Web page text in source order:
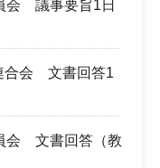
会 議事要旨1日
合会 文書回答1
会 文書回答（教